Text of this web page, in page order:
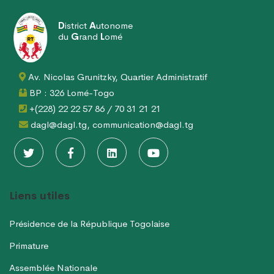
DE CONCERTATION DU DISTRICT AUTONOME DU GRAND
DES RISQUES D’INONDATION DANS LE GRAND LOMÉ :
DU DAGL A PRIS PART AU LANCEMENT DE LA
À AMOUTIVÉ
« TOGO PROPRE » : LE DAGL SUPPRIME UN DÉPOTOIR
ŒUVRE DU PEUL III : DES ÉQUIPEMENTS SPORTIFS OFFERTS
District Autonome
du Grand Lomé
Av. Nicolas Grunitzky, Quartier Administratif
BP : 326 Lomé-Togo
+(228) 22 22 57 86 / 70 31 21 21
dagl@dagl.tg, communication@dagl.tg
Liens utiles
Présidence de la République Togolaise
Primature
Assemblée Nationale